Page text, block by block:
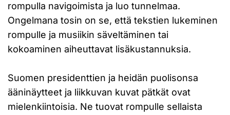
rompulla navigoimista ja luo tunnelmaa.
Ongelmana tosin on se, että tekstien lukeminen
rompulle ja musiikin säveltäminen tai
kokoaminen aiheuttavat lisäkustannuksia.
Suomen presidenttien ja heidän puolisonsa
ääninäytteet ja liikkuvan kuvat pätkät ovat
mielenkiintoisia. Ne tuovat rompulle sellaista